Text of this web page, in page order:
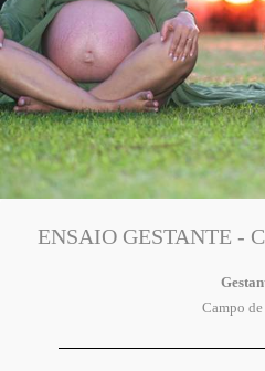
ENSAIO GESTANTE -
Campo